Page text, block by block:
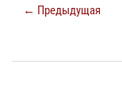
← Предыдущая